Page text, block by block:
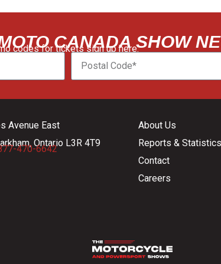
CANADA SHOW
codes for tickets sign up here:
Avenue East
Ontario L3R 4T9
470-6642
About Us
Reports & Statistics
Contact
Careers